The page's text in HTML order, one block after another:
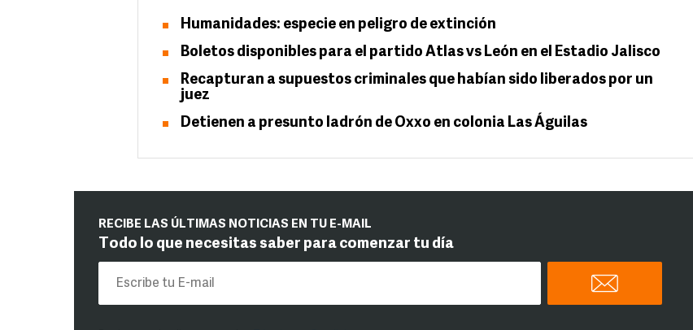
Humanidades: especie en peligro de extinción
Boletos disponibles para el partido Atlas vs León en el Estadio Jalisco
Recapturan a supuestos criminales que habían sido liberados por un
juez
Detienen a presunto ladrón de Oxxo en colonia Las Águilas
RECIBE LAS ÚLTIMAS NOTICIAS EN TU E-MAIL
Todo lo que necesitas saber para comenzar tu día